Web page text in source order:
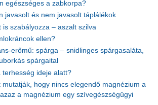
egészséges a zabkorpa?
javasolt és nem javasolt táplálékok
is szabályozza – aszalt szilva
ellen?
erőmű: spárga – snidlinges spárgasaláta,
spárgaital
terhesség ideje alatt?
mutatják, hogy nincs elegendő magnézium a
a magnézium egy szívegészségügyi